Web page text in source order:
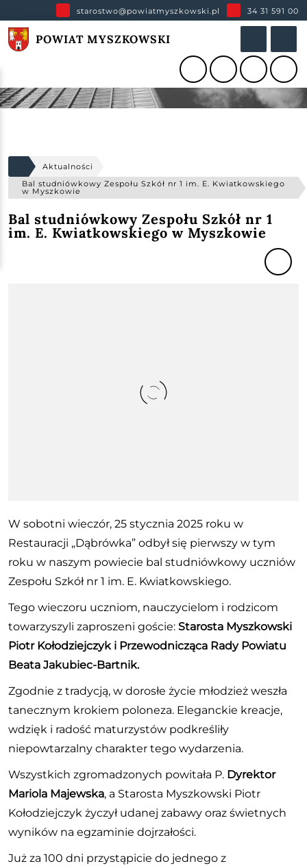
starostwo@powiatmyszkowski.pl 34 31 591 00
POWIAT MYSZKOWSKI
Aktualności
Bal studniówkowy Zespołu Szkół nr 1 im. E. Kwiatkowskiego
w Myszkowie
Bal studniówkowy Zespołu Szkół nr 1
im. E. Kwiatkowskiego w Myszkowie
W sobotni wieczór, 25 stycznia 2025 roku w
Restauracji „Dąbrówka” odbył się pierwszy w tym
roku w naszym powiecie bal studniówkowy uczniów
Zespołu Szkół nr 1 im. E. Kwiatkowskiego.
Tego wieczoru uczniom, nauczycielom i rodzicom
towarzyszyli zaproszeni goście:Starosta Myszkowski
Piotr Kołodziejczyk i Przewodnicząca Rady Powiatu
Beata Jakubiec-Bartnik.
Zgodnie z tradycją, w dorosłe życie młodzież weszła
tanecznym krokiem poloneza. Eleganckie kreacje,
wdzięk i radość maturzystów podkreśliły
niepowtarzalny charakter tego wydarzenia.
Wszystkich zgromadzonych powitała P. Dyrektor
Mariola Majewska, a Starosta Myszkowski Piotr
Kołodziejczyk życzył udanej zabawy oraz świetnych
wyników na egzaminie dojrzałości.
Już za 100 dni przystąpicie do jednego z